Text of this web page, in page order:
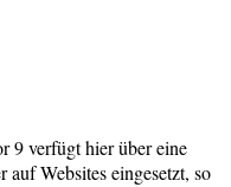
9 verfügt hier über eine
Websites eingesetzt, so